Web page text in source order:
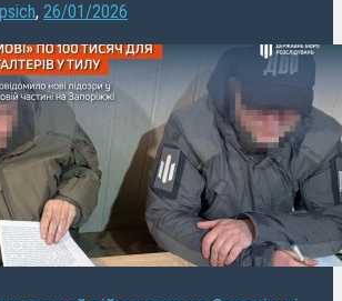
, 26/01/2026